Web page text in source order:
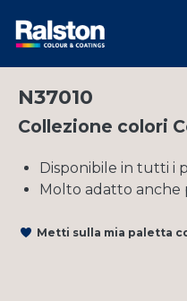
N37010
Collezione colori
Disponibile in tutti i
Molto adatto anche
Metti sulla mia paletta